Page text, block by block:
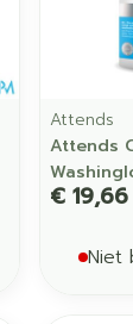
Attends
Attends
€ 19,66
Niet